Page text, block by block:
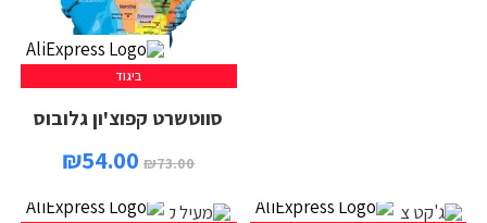
ביגוד
סווטשרט קפוצ'ון גלובוס
₪73.00
₪54.00